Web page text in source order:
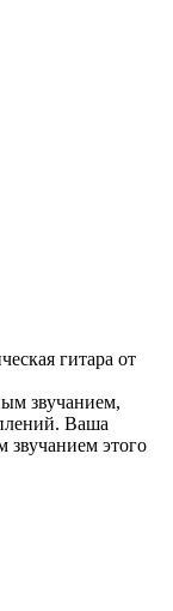
гитара от
звучанием,
Ваша
этого